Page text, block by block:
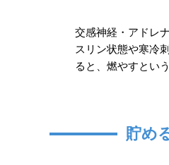
交感神経・アドレ
スリン状態や寒冷
ると、燃やすとい
貯め